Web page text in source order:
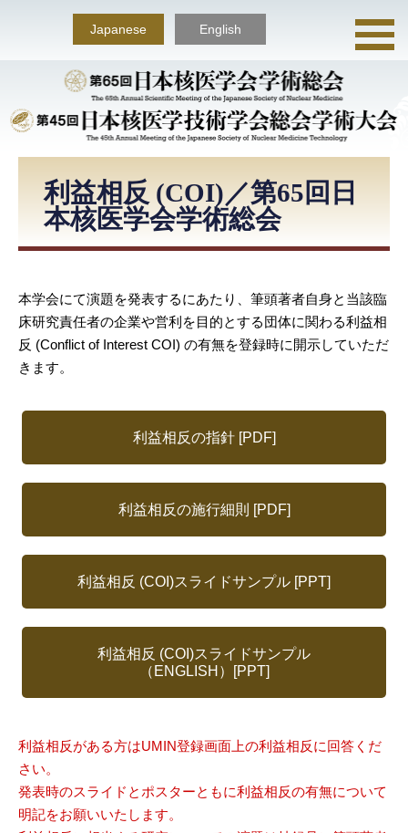
Japanese English
利益相反 (COI)／第65回日
本核医学会学術総会
本学会にて演題を発表するにあたり、筆頭著者自身と当該臨
床研究責任者の企業や営利を目的とする団体に関わる利益相
反 (Conflict of Interest COI) の有無を登録時に開示していただ
きます。
利益相反の指針 [PDF]
利益相反の施行細則 [PDF]
利益相反 (COI)スライドサンプル [PPT]
利益相反 (COI)スライドサンプル
（ENGLISH）[PPT]
利益相反がある方はUMIN登録画面上の利益相反に回答くだ
さい。
発表時のスライドとポスターともに利益相反の有無について
明記をお願いいたします。